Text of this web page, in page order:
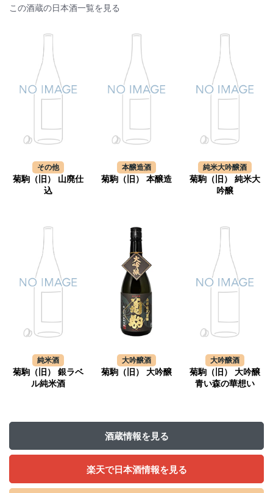
この酒蔵の日本酒一覧を見る
その他
菊駒（旧） 山廃仕
込
本醸造酒
菊駒（旧） 本醸造
純米大吟醸酒
菊駒（旧） 純米大
吟醸
純米酒
菊駒（旧） 銀ラベ
ル純米酒
大吟醸酒
菊駒（旧） 大吟醸
大吟醸酒
菊駒（旧） 大吟醸
青い森の華想い
酒蔵情報を見る
楽天で日本酒情報を見る